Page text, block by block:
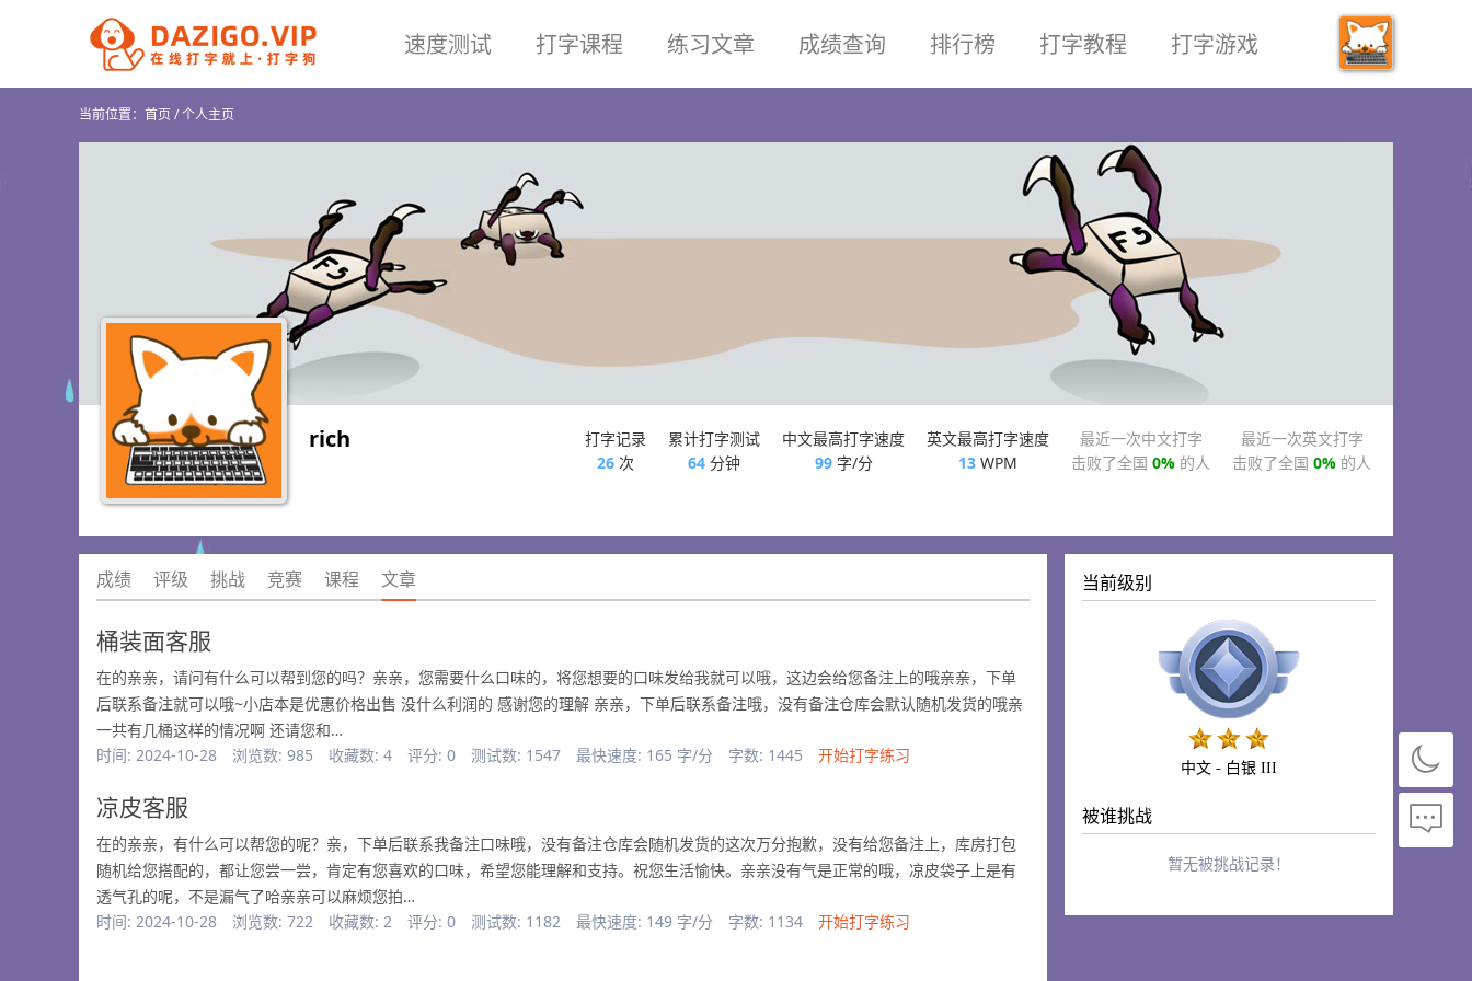
速度测试 打字课程 练习文章 成绩查询 排行榜 打字教程 打字游戏
当前位置： 首页/个人主页
rich
打字记录
26 次
累计打字测试
64 分钟
中文最高打字速度
99字/分
英文最高打字速度
13 WPM
最近一次中文打字
击败了全国 0% 的人
最近一次英文打字
击败了全国 0% 的人
成绩 评级 挑战 竞赛 课程 文章
桶装面客服
在的亲亲，请问有什么可以帮到您的吗？亲亲，您需要什么口味的，将您想要的口味发给我就可以哦，这边会给您备注上的哦亲亲，下单
后联系备注就可以哦~小店本是优惠价格出售 没什么利润的 感谢您的理解 亲亲，下单后联系备注哦，没有备注仓库会默认随机发货的哦亲
一共有几桶这样的情况啊 还请您和…
时间: 2024-10-28
浏览数: 985 收藏数: 4 评分: 0 测试数: 1547 最快速度: 165 字/分 字数: 1445 开始打字练习
凉皮客服
在的亲亲，有什么可以帮您的呢？亲，下单后联系我备注口味哦，没有备注仓库会随机发货的这次万分抱歉，没有给您备注上，库房打包
随机给您搭配的，都让您尝一尝，肯定有您喜欢的口味，希望您能理解和支持。祝您生活愉快。亲亲没有气是正常的哦，凉皮袋子上是有
透气孔的呢，不是漏气了哈亲亲可以麻烦您拍…
时间: 2024-10-28
浏览数: 722 收藏数: 2 评分: 0 测试数: 1182 最快速度: 149 字/分 字数: 1134 开始打字练习
当前级别
中文 - 白银 III
被谁挑战
暂无被挑战记录！